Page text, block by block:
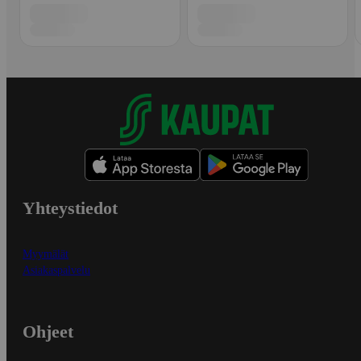
Yhteystiedot
Myymälät
Asiakaspalvelu
Ohjeet